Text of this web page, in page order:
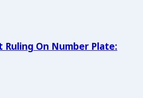
Ruling On Number Plate: